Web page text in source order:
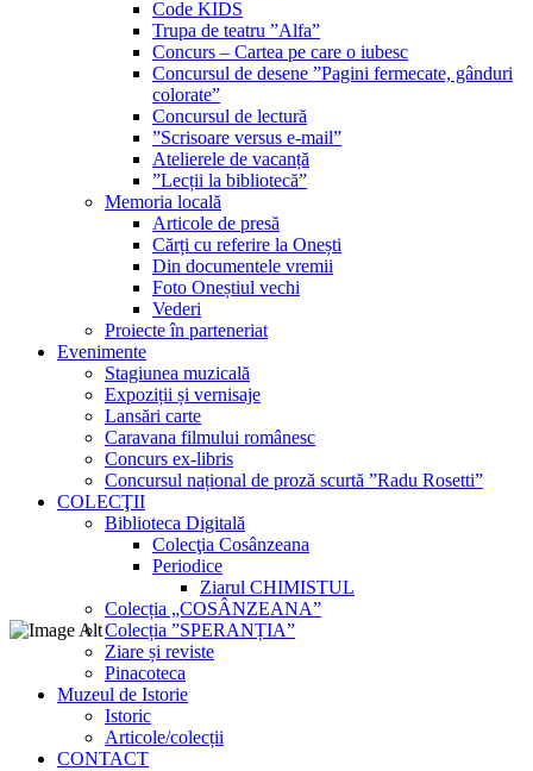
Code KIDS
Trupa de teatru ”Alfa”
Concurs – Cartea pe care o iubesc
Concursul de desene ”Pagini fermecate, gânduri
colorate”
Concursul de lectură
”Scrisoare versus e-mail”
Atelierele de vacanță
”Lecții la bibliotecă”
Memoria locală
Articole de presă
Cărți cu referire la Onești
Din documentele vremii
Foto Oneștiul vechi
Vederi
Proiecte în parteneriat
Evenimente
Stagiunea muzicală
Expoziții și vernisaje
Lansări carte
Caravana filmului românesc
Concurs ex-libris
Concursul național de proză scurtă ”Radu Rosetti”
COLECŢII
Biblioteca Digitală
Colecţia Cosânzeana
Periodice
Ziarul CHIMISTUL
Colecția „COSÂNZEANA”
Colecția ”SPERANȚIA”
Ziare și reviste
Pinacoteca
Muzeul de Istorie
Istoric
Articole/colecții
CONTACT